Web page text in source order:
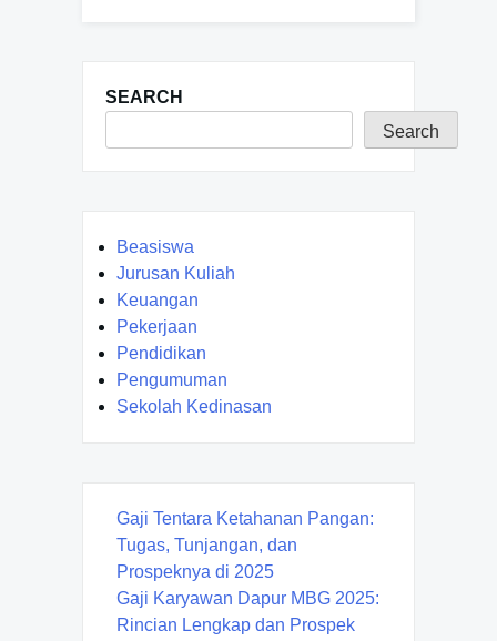
SEARCH
Search
Beasiswa
Jurusan Kuliah
Keuangan
Pekerjaan
Pendidikan
Pengumuman
Sekolah Kedinasan
Gaji Tentara Ketahanan Pangan:
Tugas, Tunjangan, dan
Prospeknya di 2025
Gaji Karyawan Dapur MBG 2025:
Rincian Lengkap dan Prospek